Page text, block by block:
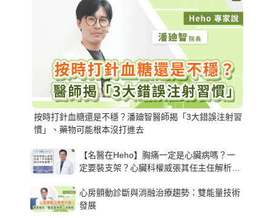
按時打針血糖還是不穩？潘廸智醫師揭「3大錯誤注射習
慣」、藥物可能根本沒打進去
【名醫在Heho】胸痛一定是心臟病嗎？一
定要裝支架？心臟科權威張其任主任解析支
心房顫動診斷與消融治療趨勢：雙能量技術
發展